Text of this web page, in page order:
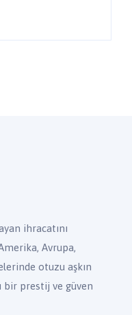
ihracatını
Avrupa,
otuzu aşkın
bir prestij ve güven